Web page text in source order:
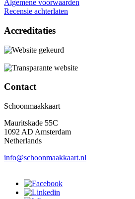
Algemene voorwaarden
Recensie achterlaten
Accreditaties
Contact
Schoonmaakkaart
Mauritskade 55C
1092 AD Amsterdam
Netherlands
info@schoonmaakkaart.nl